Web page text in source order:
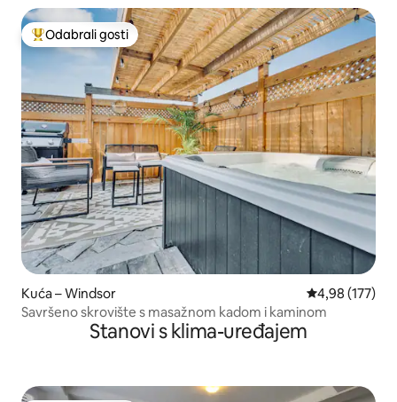
Među najviše rangiranima s oznakom „Odabrali gosti”
Odabrali gosti
Kuća – Windsor Prosječna
4,98 (177)
Savršeno skrovište s masažnom kadom i kaminom
Stanovi s klima-uređajem